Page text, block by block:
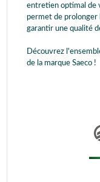
entretien optimal de
permet de prolonger
garantir une qualité
Découvrez
de la marque Saeco !